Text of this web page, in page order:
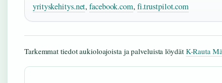
yrityskehitys.net,facebook.com, fi.trustpilot.com
Tarkemmat tiedot aukioloajoista ja palveluista löydät K-Rauta